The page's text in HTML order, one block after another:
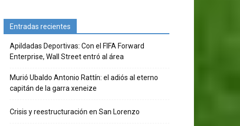
Entradas recientes
Apildadas Deportivas: Con el FIFA Forward
Enterprise, Wall Street entró al área
Murió Ubaldo Antonio Rattín: el adiós al eterno
capitán de la garra xeneize
Crisis y reestructuración en San Lorenzo